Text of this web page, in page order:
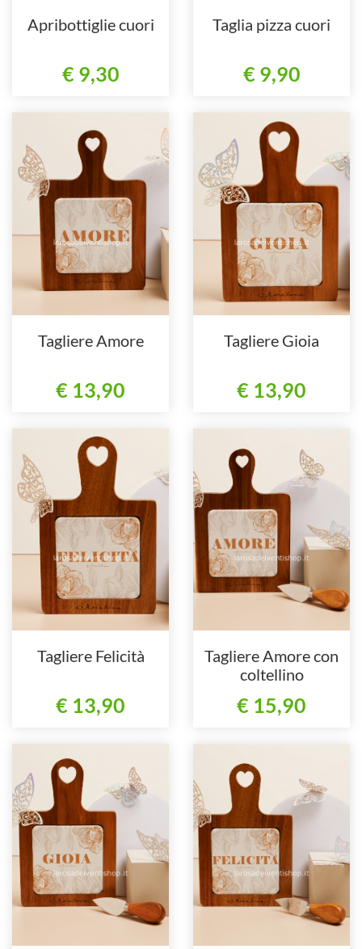
Apribottiglie cuori
€ 9,30
Taglia pizza cuori
€ 9,90
Tagliere Amore
€ 13,90
Tagliere Gioia
€ 13,90
Tagliere Felicità
€ 13,90
Tagliere Amore con
coltellino
€ 15,90